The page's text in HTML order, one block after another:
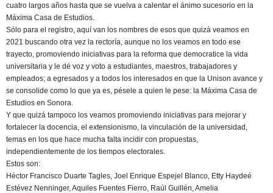
cuatro largos años hasta que se vuelva a calentar el ánimo sucesorio en la
Máxima Casa de Estudios.
Sólo para el registro, aquí van los nombres de esos que quizá veamos en
2021 buscando otra vez la rectoría, aunque no los veamos en todo ese
trayecto, promoviendo iniciativas para la reforma que democratice la vida
universitaria y le dé voz y voto a estudiantes, maestros, trabajadores y
empleados; a egresados y a todos los interesados en que la Unison avance y
se consolide como lo que ya es, pésele a quien le pese: la Máxima Casa de
Estudios en Sonora.
Y que quizá tampoco los veamos promoviendo iniciativas para mejorar y
fortalecer la docencia, el extensionismo, la vinculación de la universidad,
temas en los que hace mucha falta incidir con propuestas,
independientemente de los tiempos electorales.
Estos son:
Héctor Francisco Duarte Tagles, Joel Enrique Espejel Blanco, Etty Haydeé
Estévez Nenninger, Aquiles Fuentes Fierro, Raúl Guillén, Amelia